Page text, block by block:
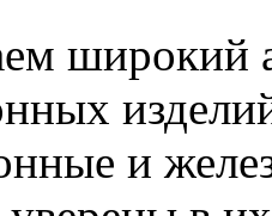
широкий
и